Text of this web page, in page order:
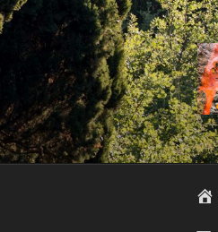
Zum
Inhalt
springen